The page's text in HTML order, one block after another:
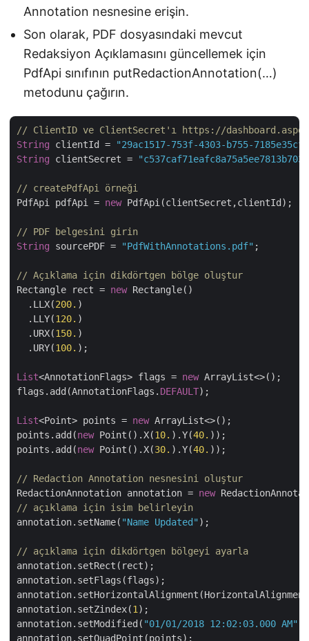
Annotation nesnesine erişin.
Son olarak, PDF dosyasındaki mevcut
Redaksiyon Açıklamasını güncellemek için
PdfApi sınıfının putRedactionAnnotation(…)
metodunu çağırın.
// ClientID ve ClientSecret'ı https://
String clientId =
"29ac1517-753f-4303-b755-
String clientSecret =
// createPdfApi örneği
PdfApi pdfApi = new PdfApi(clientSecret,clientId);
// PDF belgesini girin
String sourcePDF = "PdfWithAnnotations.pdf" ;
// Açıklama için dikdörtgen bölge oluştur
Rectangle rect = new Rectangle()
  .LLX(
200. )
  .LLY(
120. )
  .URX(
150. )
  .URY(
100. );
List<AnnotationFlags> flags = new ArrayList<>();
flags.add(AnnotationFlags. DEFAULT);
List<Point> points = new ArrayList<>();
points.add(new Point().X(10. ).Y(40. ));
points.add(new Point().X(30. ).Y(40. ));
// Redaction Annotation nesnesini oluştur
RedactionAnnotation annotation = new
// açıklama için isim belirleyin
annotation.setName( "Name Updated" );
// açıklama için dikdörtgen bölgeyi ayarla
annotation.setRect(rect);
annotation.setFlags(flags);
annotation.setZindex(1 );
annotation.setModified( "01/01/2018 12:02:03.000 AM"
annotation.setQuadPoint(points);